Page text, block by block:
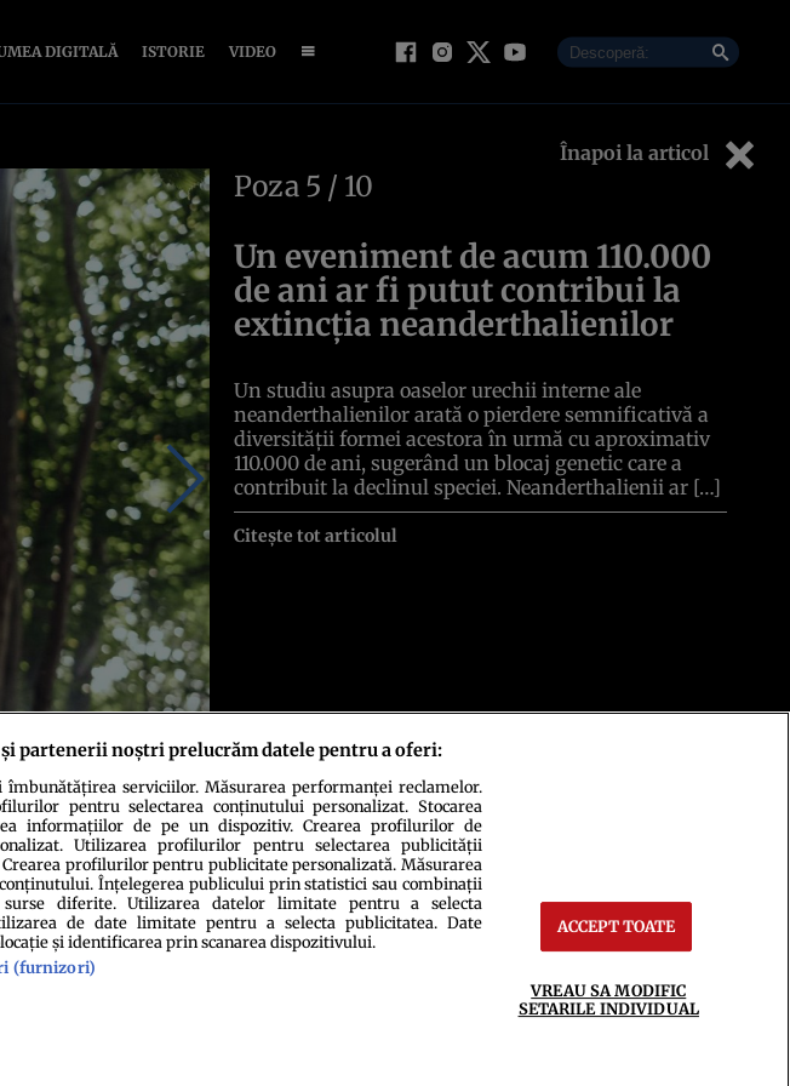
DIGITALĂ ISTORIE VIDEO
Înapoi la articol
Poza 5 / 10
Un eveniment de acum 110.000
de ani ar fi putut contribui la
extincția neanderthalienilor
Un studiu asupra oaselor urechii interne ale
neanderthalienilor arată o pierdere semnificativă a
diversității formei acestora în urmă cu aproximativ
110.000 de ani, sugerând un blocaj genetic care a
contribuit la declinul speciei. Neanderthalienii ar […]
Citește tot articolul
condiţii Echipa redacțională ContactSetări Cookies
partenerii noștri prelucrăm datele pentru a oferi:
îmbunătățirea serviciilor. Măsurarea performanței reclamelor.
pentru selectarea conținutului personalizat. Stocarea
informațiilor de pe un dispozitiv. Crearea profilurilor de
Utilizarea profilurilor pentru selectarea publicității
Crearea profilurilor pentru publicitate personalizată. Măsurarea
Înțelegerea publicului prin statistici sau combinații
diferite. Utilizarea datelor limitate pentru a selecta
de date limitate pentru a selecta publicitatea. Date
și identificarea prin scanarea dispozitivului.
(furnizori)
ACCEPT TOATE
VREAU SA MODIFIC
SETARILE INDIVIDUAL